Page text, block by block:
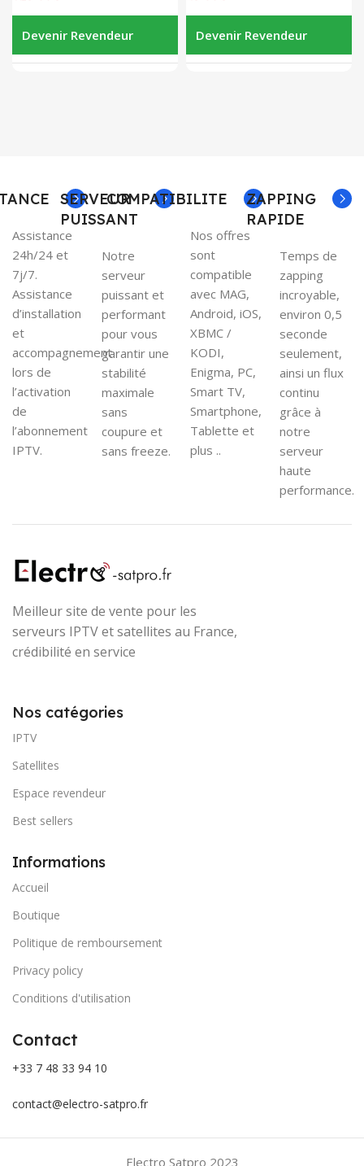
Devenir Revendeur Devenir Revendeur
Assistance
24h/24 et
7j/7.
Assistance
d’installation
et
accompagnement
lors de
l’activation
de
l’abonnement
IPTV.
SERVEUR
PUISSANT
Notre
serveur
puissant et
performant
pour vous
garantir une
stabilité
maximale
sans
coupure et
sans freeze.
COMPATIBILITE
Nos offres
sont
compatible
avec MAG,
Android, iOS,
XBMC /
KODI,
Enigma, PC,
Smart TV,
Smartphone,
Tablette et
plus ..
ZAPPING
RAPIDE
Temps de
zapping
incroyable,
environ 0,5
seconde
seulement,
ainsi un flux
continu
grâce à
notre
serveur
haute
performance.
Meilleur site de vente pour les
serveurs IPTV et satellites au France,
crédibilité en service
Nos catégories
IPTV
Satellites
Espace revendeur
Best sellers
Informations
Accueil
Boutique
Politique de remboursement
Privacy policy
Conditions d'utilisation
Contact
+33 7 48 33 94 10
contact@electro-satpro.fr
Electro Satpro 2023